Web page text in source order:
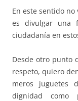
En este sentido
es divulgar una
ciudadanía en
Desde otro punto
respeto, quiero
meros juguetes
dignidad como